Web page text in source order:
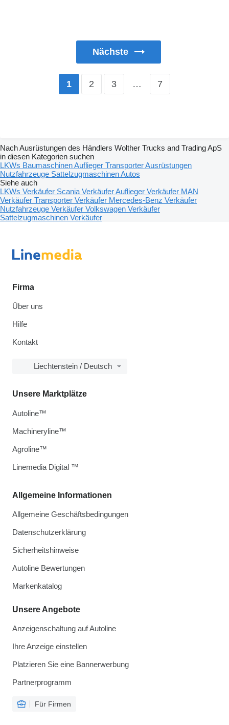
Nächste
1 2 3 … 7
Nach Ausrüstungen des Händlers Wolther Trucks and Trading ApS
in diesen Kategorien suchen
LKWs BaumaschinenAuflieger TransporterAusrüstungen
Nutzfahrzeuge SattelzugmaschinenAutos
Siehe auch
LKWs Verkäufer Scania VerkäuferAuflieger Verkäufer MAN
Verkäufer Transporter Verkäufer Mercedes-Benz Verkäufer
Nutzfahrzeuge Verkäufer Volkswagen Verkäufer
Sattelzugmaschinen Verkäufer
Firma
Über uns
Hilfe
Kontakt
Liechtenstein / Deutsch
Allgemeine Informationen
Allgemeine Geschäftsbedingungen
Datenschutzerklärung
Sicherheitshinweise
Autoline Bewertungen
Markenkatalog
Unsere Angebote
Anzeigenschaltung auf Autoline
Ihre Anzeige einstellen
Platzieren Sie eine Bannerwerbung
Partnerprogramm
Für Firmen
Unsere Marktplätze
Autoline™
Machineryline™
Agroline™
Linemedia Digital ™